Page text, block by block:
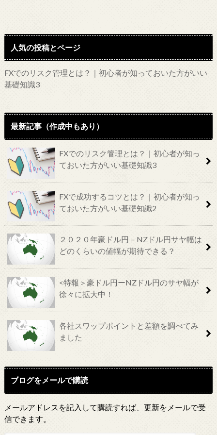
人気の投稿とページ
FXでのリスク管理とは？｜初心者が知っておいた方がいい
基礎知識3
最新記事（作成中もあり）
FXでのリスク管理とは？｜初心者が知っ
ておいた方がいい基礎知識3
FXで成功するコツとは？｜初心者が知っ
ておいた方がいい基礎知識2
２０２０年豪ドル円－NZドル円サヤ幅は
どのくらいの値幅が期待できる？
<特報＞豪ドル円ーNZドル円のサヤ幅が
徐々に拡大中！
各社スワップポイントと差額を調べてみ
ました
ブログをメールで購読
メールアドレスを記入して購読すれば、更新をメールで受
信できます。